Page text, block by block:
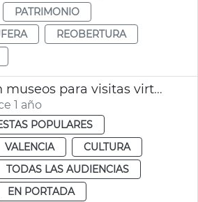
PATRIMONIO
REOBERTURA
Digitalización museos para visitas virtuales
1 año
POPULARES
VALENCIA
CULTURA
TODAS LAS AUDIENCIAS
EN PORTADA